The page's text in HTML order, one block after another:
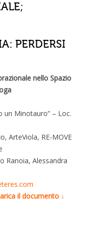
PERDERSI
nello Spazio
un Minotauro” – Loc.
ArteViola, RE-MOVE
Ranoia, Alessandra
il documento ↓